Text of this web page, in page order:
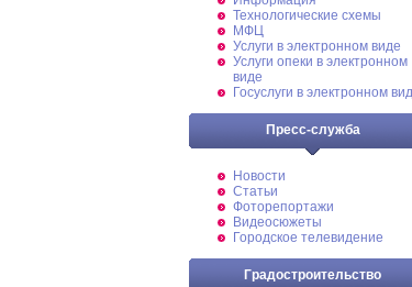
Технологические схемы
МФЦ
Услуги в электронном виде
Услуги опеки в электронном
виде
Госуслуги в электронном
Пресс-служба
Новости
Статьи
Фоторепортажи
Видеосюжеты
Городское телевидение
Градостроительство